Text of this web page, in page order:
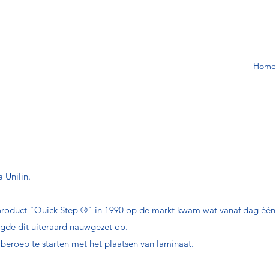
Home
Unilin.
"Quick Step ®" in 1990 op de markt kwam wat vanaf dag één
dit uiteraard nauwgezet op.
te starten met het plaatsen van laminaat.